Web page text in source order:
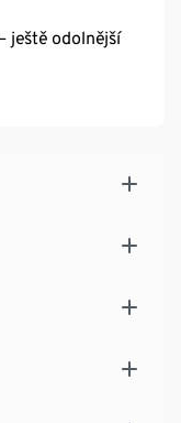
ještě odolnější